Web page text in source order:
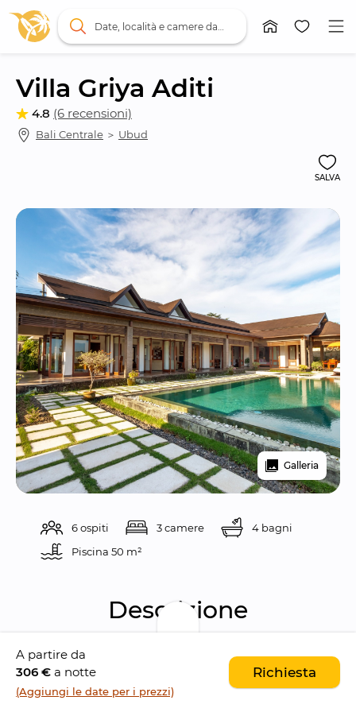
Villa Griya Aditi
4.8 (6 recensioni)
Bali Centrale ＞ Ubud
SALVA
Galleria
6 ospiti 3 camere
4 bagni
Piscina 50 m²
Descrizione
Villa Griya Aditi è una
splendida villa da 3
camere da letto
situata nel villaggio di
Tengkulak Kelod, a breve distanza da Ubud
A partire da
306 € a notte
(Aggiungi le date per i prezzi)
Richiesta